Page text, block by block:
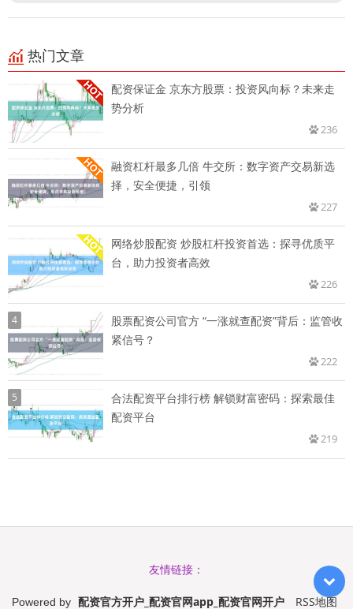
热门文章
配资保证金 京东方股票：投资风向标？未来走
势分析
236
融资杠杆最多几倍 牛交所：数字资产交易新选
择，安全便捷，引领
227
网络炒股配资 炒股杠杆投资首选：探寻优质平
台，助力投资者高效
226
4
股票配资公司官方 “一涨就查配资”背后：监管收
紧信号？
222
5
合法配资平台排行榜 解锁财富密码：探索最佳
配资平台
219
友情链接：
Powered by 配资官方开户_配资官网app_配资官网开户 RSS地图